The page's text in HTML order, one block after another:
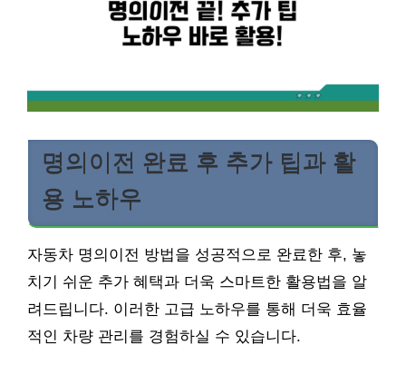
명의이전 완료 후 추가 팁과 활
용 노하우
자동차 명의이전 방법을 성공적으로 완료한 후, 놓
치기 쉬운 추가 혜택과 더욱 스마트한 활용법을 알
려드립니다. 이러한 고급 노하우를 통해 더욱 효율
적인 차량 관리를 경험하실 수 있습니다.